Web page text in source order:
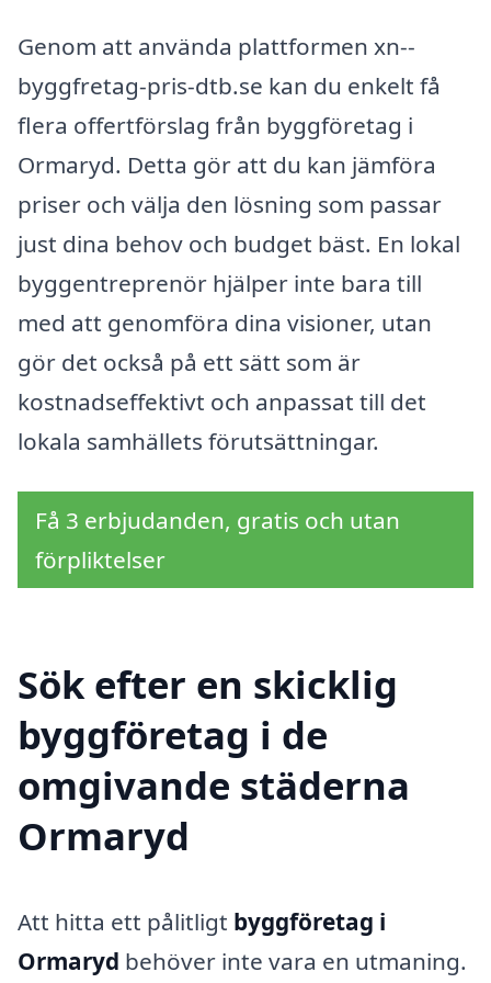
Genom att använda plattformen xn--
byggfretag-pris-dtb.se kan du enkelt få
flera offertförslag från byggföretag i
Ormaryd. Detta gör att du kan jämföra
priser och välja den lösning som passar
just dina behov och budget bäst. En lokal
byggentreprenör hjälper inte bara till
med att genomföra dina visioner, utan
gör det också på ett sätt som är
kostnadseffektivt och anpassat till det
lokala samhällets förutsättningar.
Få 3 erbjudanden, gratis och utan
förpliktelser
Sök efter en skicklig
byggföretag i de
omgivande städerna
Ormaryd
Att hitta ett pålitligt byggföretag i
Ormaryd behöver inte vara en utmaning.